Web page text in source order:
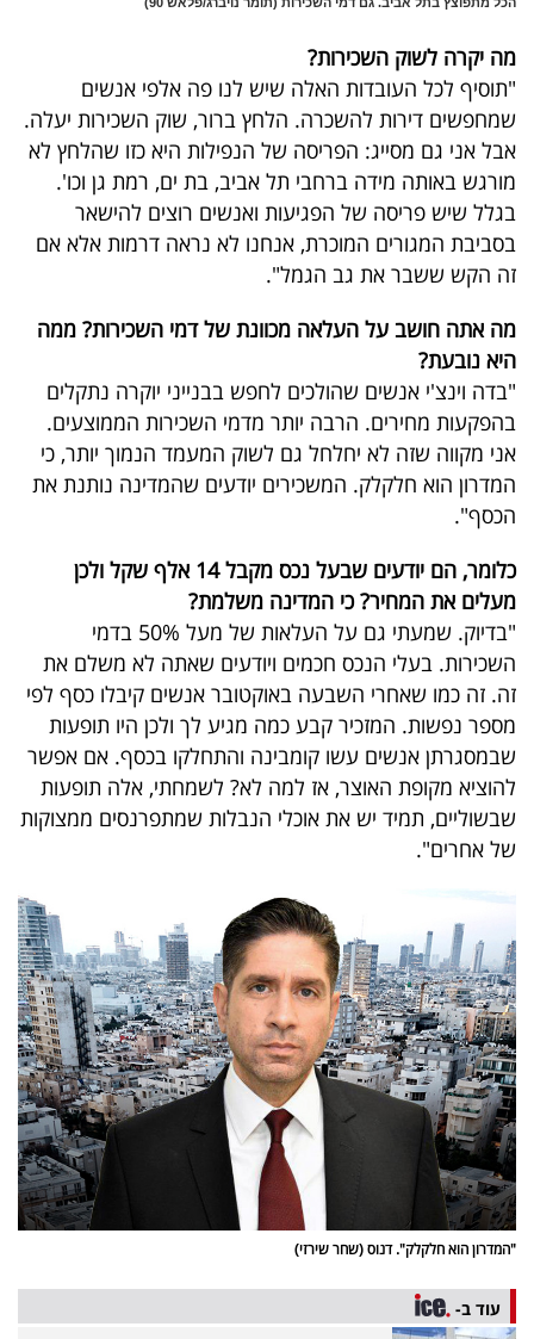
מה יקרה לשוק השכירות?
"תוסיף לכל העובדות האלה שיש לנו פה אלפי אנשים
שמחפשים דירות להשכרה. הלחץ ברור, שוק השכירות יעלה.
אבל אני גם מסייג: הפריסה של הנפילות היא כזו שהלחץ לא
מורגש באותה מידה ברחבי תל אביב, בת ים, רמת גן וכו'.
בגלל שיש פריסה של הפגיעות ואנשים רוצים להישאר
בסביבת המגורים המוכרת, אנחנו לא נראה דרמות אלא אם
זה הקש ששבר את גב הגמל".
מה אתה חושב על העלאה מכוונת של דמי השכירות? ממה
היא נובעת?
"בדה וינצ'י אנשים שהולכים לחפש בבנייני יוקרה נתקלים
בהפקעות מחירים. הרבה יותר מדמי השכירות הממוצעים.
אני מקווה שזה לא יחלחל גם לשוק המעמד הנמוך יותר, כי
המדרון הוא חלקלק. המשכירים יודעים שהמדינה נותנת את
הכסף".
כלומר, הם יודעים שבעל נכס מקבל 14 אלף שקל ולכן
מעלים את המחיר? כי המדינה משלמת?
"בדיוק. שמעתי גם על העלאות של מעל 50% בדמי
השכירות. בעלי הנכס חכמים ויודעים שאתה לא משלם את
זה. זה כמו שאחרי השבעה באוקטובר אנשים קיבלו כסף לפי
מספר נפשות. המזכיר קבע כמה מגיע לך ולכן היו תופעות
שבמסגרתן אנשים עשו קומבינה והתחלקו בכסף. אם אפשר
להוציא מקופת האוצר, אז למה לא? לשמחתי, אלה תופעות
שבשוליים, תמיד יש את אוכלי הנבלות שמתפרנסים ממצוקות
של אחרים".
"המדרון הוא חלקלק". דנוס (שחר שירזי)
עוד ב-